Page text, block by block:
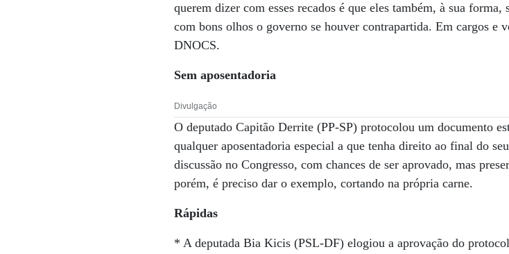
querem dizer com esses recados é que eles também, à sua
com bons olhos o governo se houver contrapartida. Em cargos e
DNOCS.
Sem aposentadoria
Divulgação
O deputado Capitão Derrite (PP-SP) protocolou um documento
qualquer aposentadoria especial a que tenha direito ao final do
discussão no Congresso, com chances de ser aprovado, mas
porém, é preciso dar o exemplo, cortando na própria carne.
Rápidas
* A deputada Bia Kicis (PSL-DF) elogiou a aprovação do